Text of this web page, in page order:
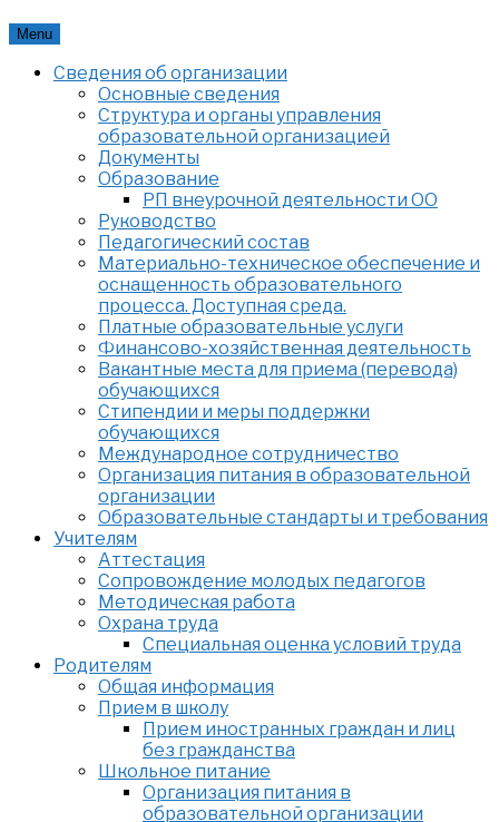
Skip
content
Menu
Сведения об организации
Основные сведения
Структура и органы управления
образовательной организацией
Документы
Образование
РП внеурочной деятельности ОО
Руководство
Педагогический состав
Материально-техническое обеспечение и
оснащенность образовательного
процесса. Доступная среда.
Платные образовательные услуги
Финансово-хозяйственная деятельность
Вакантные места для приема (перевода)
обучающихся
Стипендии и меры поддержки
обучающихся
Международное сотрудничество
Организация питания в образовательной
организации
Образовательные стандарты и требования
Учителям
Аттестация
Сопровождение молодых педагогов
Методическая работа
Охрана труда
Специальная оценка условий труда
Родителям
Общая информация
Прием в школу
Прием иностранных граждан и лиц
без гражданства
Школьное питание
Организация питания в
образовательной организации